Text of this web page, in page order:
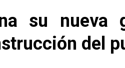
su nueva
del